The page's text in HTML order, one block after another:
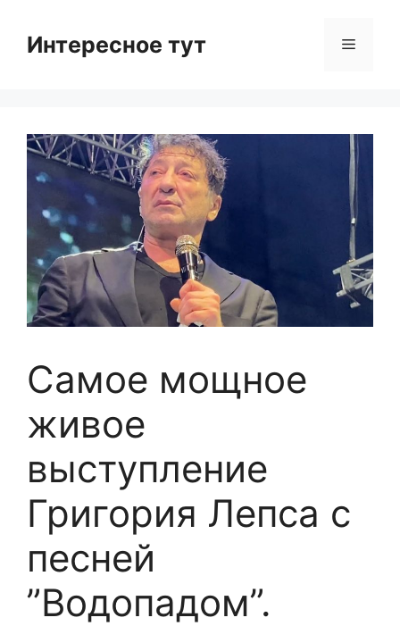
contentИнтересное тут Menu
Самое мощное
живое
выступление
Григория Лепса с
песней
”Водопадом”.